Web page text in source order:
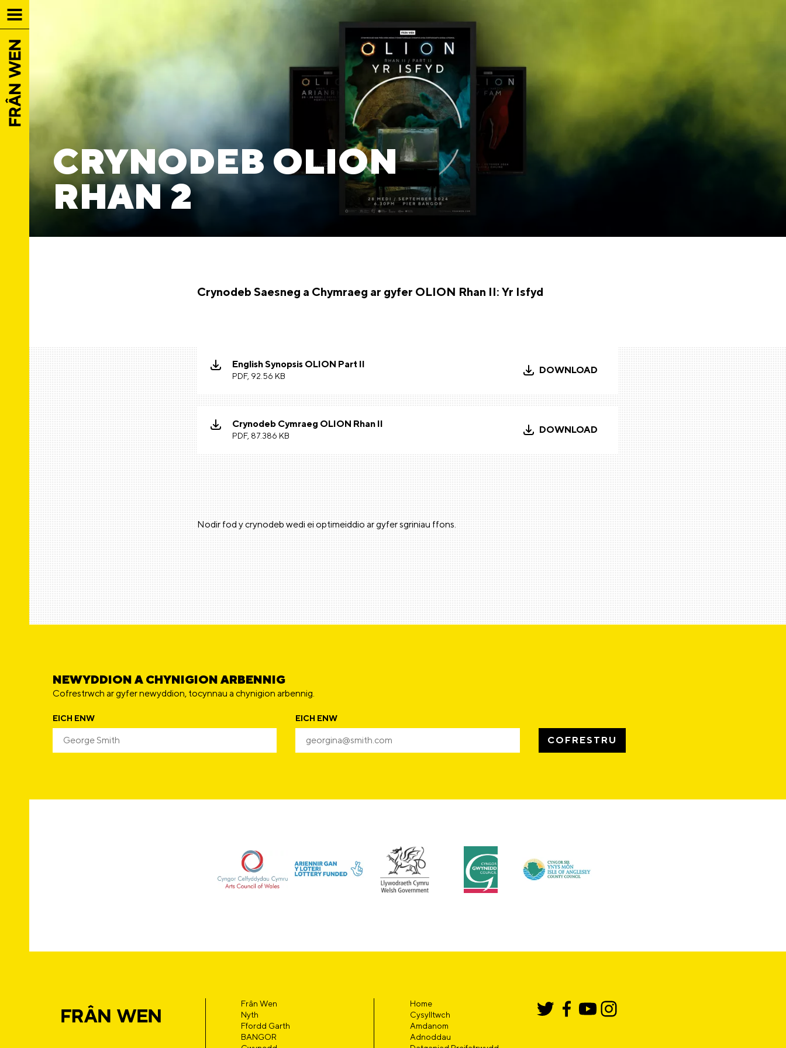
CRYNODEB OLION
RHAN 2
Crynodeb Saesneg a Chymraeg ar gyfer OLION Rhan II: Yr Isfyd
English Synopsis OLION Part II
PDF, 92.56 KB
DOWNLOAD
Crynodeb Cymraeg OLION Rhan II
PDF, 87.386 KB
DOWNLOAD
Nodir fod y crynodeb wedi ei optimeiddio ar gyfer sgriniau ffons.
NEWYDDION A CHYNIGION ARBENNIG
Cofrestrwch ar gyfer newyddion, tocynnau a chynigion arbennig.
EICH ENW EICH ENW
Frân Wen
Nyth
Ffordd Garth
BANGOR
Home
Cysylltwch
Amdanom
Adnoddau